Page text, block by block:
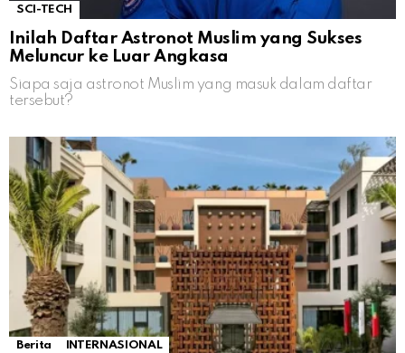
SCI-TECH
Inilah Daftar Astronot Muslim yang Sukses
Meluncur ke Luar Angkasa
Siapa saja astronot Muslim yang masuk dalam daftar
tersebut?
Berita INTERNASIONAL